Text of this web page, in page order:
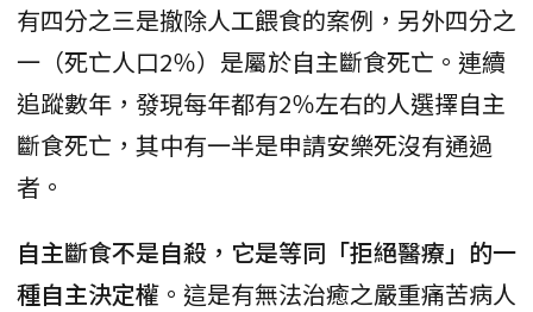
有四分之三是撤除人工餵食的案例，另外四分之
一（死亡人口2％）是屬於自主斷食死亡。連續
追蹤數年，發現每年都有2％左右的人選擇自主
斷食死亡，其中有一半是申請安樂死沒有通過
者。
自主斷食不是自殺，它是等同「拒絕醫療」的一
種自主決定權 。這是有無法治癒之嚴重痛苦病人